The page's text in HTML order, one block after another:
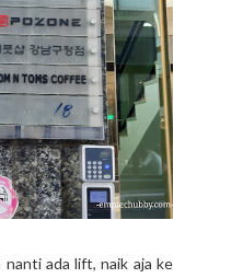
ada lift, naik aja ke